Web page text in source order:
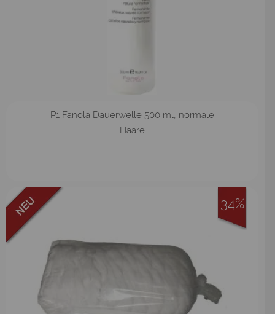
P1 Fanola Dauerwelle 500 ml, normale
Haare
34%